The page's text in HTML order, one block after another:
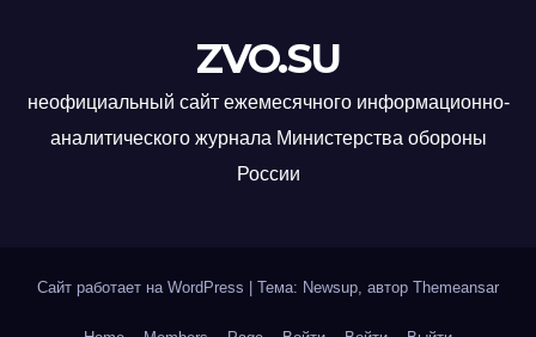
ZVO.SU
неофициальный сайт ежемесячного информационно-
аналитического журнала Министерства обороны
России
Сайт работает на WordPress Тема: Newsup, автор Themeansar